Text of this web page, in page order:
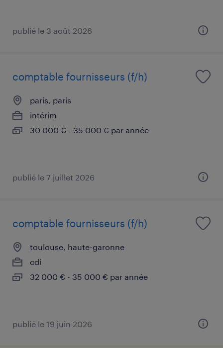
publié le 3 août 2026
comptable fournisseurs (f/h)
paris, paris
intérim
30 000 € - 35 000 € par année
publié le 7 juillet 2026
comptable fournisseurs (f/h)
toulouse, haute-garonne
cdi
32 000 € - 35 000 € par année
publié le 19 juin 2026